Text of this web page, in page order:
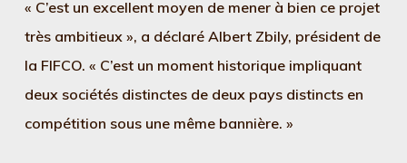
« C’est un excellent moyen de mener à bien ce projet
très ambitieux », a déclaré Albert Zbily, président de
la FIFCO. « C’est un moment historique impliquant
deux sociétés distinctes de deux pays distincts en
compétition sous une même bannière. »